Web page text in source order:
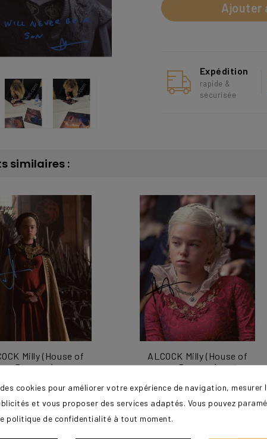
Ajouter
Expédition
rapide &
sécurisée
similaires :
Milly (House of
Dragons)
80,00 €
ALCOCK Milly (House of
Dragons)
80,00 €
cookies pour améliorer votre expérience de navigation, mesurer
et vous proposer des services adaptés. Vous pouvez
politique de confidentialité à tout moment.